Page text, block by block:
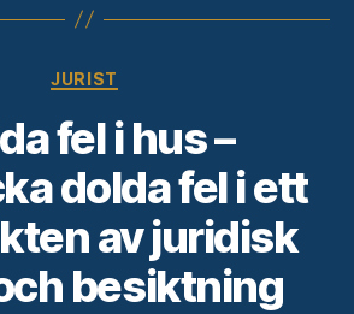
Kategorier
JURIST
fel i hus –
dolda fel i ett
av juridisk
besiktning